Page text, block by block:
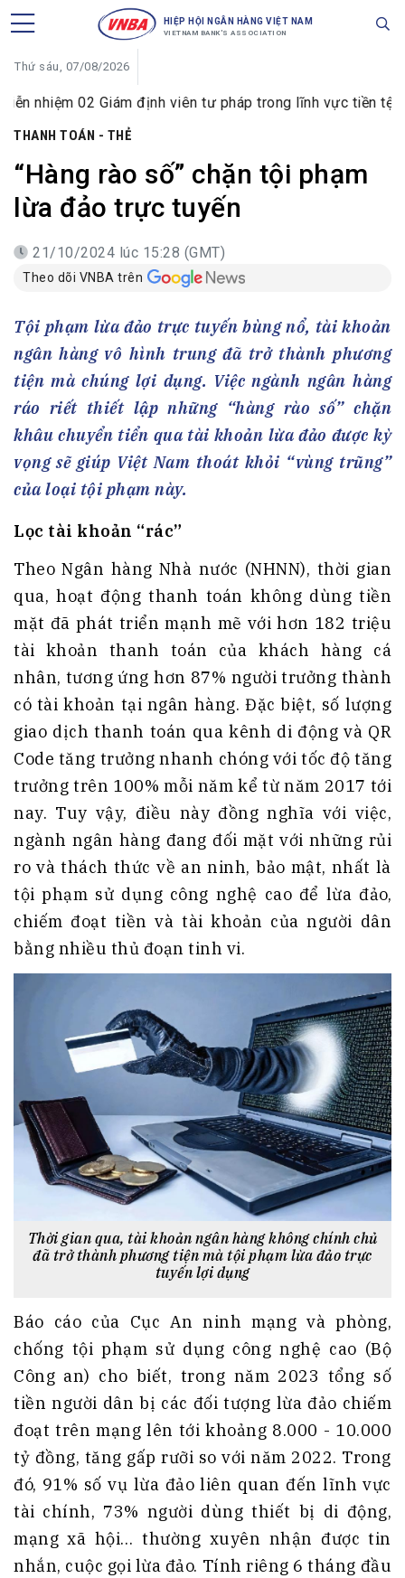
HIỆP HỘI NGÂN HÀNG VIỆT NAM
VIETNAM BANK'S ASSOCIATION
Thứ sáu, 07/08/2026
02 Giám định viên tư pháp trong lĩnh vực tiền tệ và ngân
THANH TOÁN - THẺ
“Hàng rào số” chặn tội phạm
lừa đảo trực tuyến
21/10/2024 lúc 15:28 (GMT)
Theo dõi VNBA trên
Tội phạm lừa đảo trực tuyến bùng nổ, tài khoản
ngân hàng vô hình trung đã trở thành phương
tiện mà chúng lợi dụng. Việc ngành ngân hàng
ráo riết thiết lập những “hàng rào số” chặn
khâu chuyển tiển qua tài khoản lừa đảo được kỳ
vọng sẽ giúp Việt Nam thoát khỏi “vùng trũng”
của loại tội phạm này.
Lọc tài khoản “rác”
Theo Ngân hàng Nhà nước (NHNN), thời gian
qua, hoạt động thanh toán không dùng tiền
mặt đã phát triển mạnh mẽ với hơn 182 triệu
tài khoản thanh toán của khách hàng cá
nhân, tương ứng hơn 87% người trưởng thành
có tài khoản tại ngân hàng. Đặc biệt, số lượng
giao dịch thanh toán qua kênh di động và QR
Code tăng trưởng nhanh chóng với tốc độ tăng
trưởng trên 100% mỗi năm kể từ năm 2017 tới
nay. Tuy vậy, điều này đồng nghĩa với việc,
ngành ngân hàng đang đối mặt với những rủi
ro và thách thức về an ninh, bảo mật, nhất là
tội phạm sử dụng công nghệ cao để lừa đảo,
chiếm đoạt tiền và tài khoản của người dân
bằng nhiều thủ đoạn tinh vi.
Thời gian qua, tài khoản ngân hàng không chính chủ
đã trở thành phương tiện mà tội phạm lừa đảo trực
tuyến lợi dụng
Báo cáo của Cục An ninh mạng và phòng,
chống tội phạm sử dụng công nghệ cao (Bộ
Công an) cho biết, trong năm 2023 tổng số
tiền người dân bị các đối tượng lừa đảo chiếm
đoạt trên mạng lên tới khoảng 8.000 - 10.000
tỷ đồng, tăng gấp rưỡi so với năm 2022. Trong
đó, 91% số vụ lừa đảo liên quan đến lĩnh vực
tài chính, 73% người dùng thiết bị di động,
mạng xã hội… thường xuyên nhận được tin
nhắn, cuộc gọi lừa đảo. Tính riêng 6 tháng đầu